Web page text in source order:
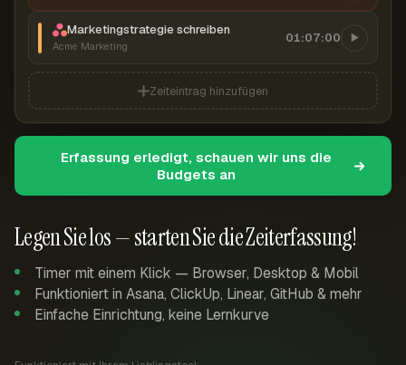
Legen Sie los — starten Sie die Zeiterfassung!
Timer mit einem Klick — Browser, Desktop & Mobil
Funktioniert in Asana, ClickUp, Linear, GitHub & mehr
Einfache Einrichtung, keine Lernkurve
Marketingstrategie schreiben
Acme Marketing
01:07:00
Zeiteintrag hinzufügen
Erfassung erledigt, schauen wir uns die
Budgets an